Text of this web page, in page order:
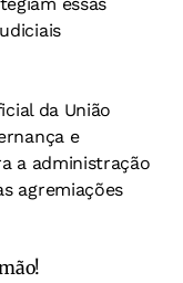
da União
e
a administração
agremiações